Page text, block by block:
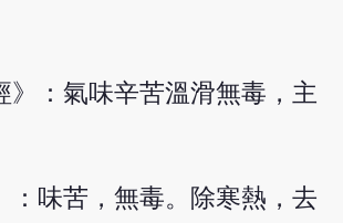
》：氣味辛苦溫滑無毒，主
：味苦，無毒。除寒熱，去